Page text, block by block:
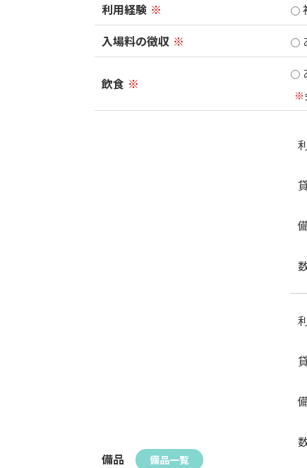
利用経験 ※
入場料の徴収 ※
飲食 ※
※
備品 備品一覧